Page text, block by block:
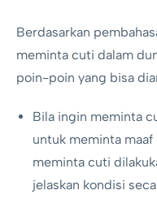
Berdasarkan
meminta cuti dalam
poin-poin yang bisa
Bila ingin meminta
untuk meminta
meminta cuti
jelaskan kondisi